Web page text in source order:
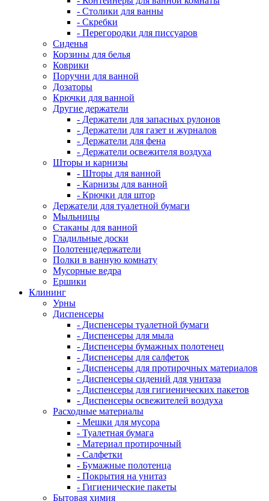
- Столики для ванны
- Скребки
- Перегородки для писсуаров
Сиденья
Корзины для белья
Коврики
Поручни для ванной
Дозаторы
Крючки для ванной
Другие держатели
- Держатели для запасных рулонов
- Держатели для газет и журналов
- Держатели для фена
- Держатели освежителя воздуха
Шторы и карнизы
- Шторы для ванной
- Карнизы для ванной
- Крючки для штор
Держатели для туалетной бумаги
Мыльницы
Стаканы для ванной
Гладильные доски
Полотенцедержатели
Полки в ванную комнату
Мусорные ведра
Ершики
Клининг
Урны
Диспенсеры
- Диспенсеры туалетной бумаги
- Диспенсеры для мыла
- Диспенсеры бумажных полотенец
- Диспенсеры для салфеток
- Диспенсеры для протирочных материалов
- Диспенсеры сидений для унитаза
- Диспенсеры для гигиенических пакетов
- Диспенсеры освежителей воздуха
Расходные материалы
- Мешки для мусора
- Туалетная бумага
- Материал протирочный
- Салфетки
- Бумажные полотенца
- Покрытия на унитаз
- Гигиенические пакеты
Бытовая химия